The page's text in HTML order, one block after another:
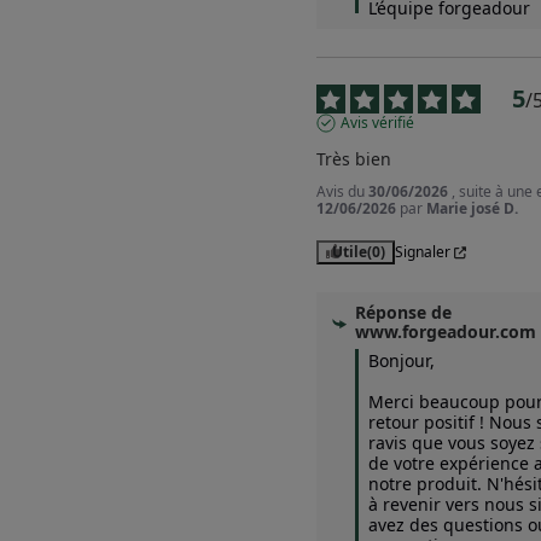
L’équipe forgeadour
5/
Avis vérifié
Très bien
Avis du30/06/2026 , suite à une
12/06/2026 par Marie josé D.
Utile(0) Signaler
Réponse de
www.forgeadour.com
Bonjour,
Merci beaucoup
retour positif ! Nous
ravis que vous
de votre expérience
notre produit.
à revenir vers nous
avez des questions